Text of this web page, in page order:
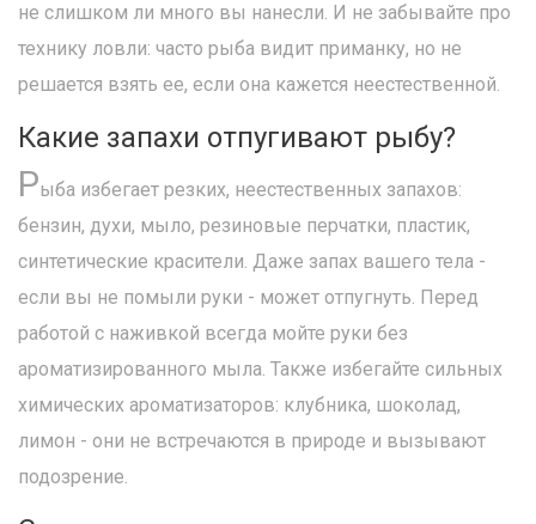
не слишком ли много вы нанесли. И не забывайте про
технику ловли: часто рыба видит приманку, но не
решается взять ее, если она кажется неестественной.
Какие запахи отпугивают рыбу?
Рыба избегает резких, неестественных запахов:
бензин, духи, мыло, резиновые перчатки, пластик,
синтетические красители. Даже запах вашего тела -
если вы не помыли руки - может отпугнуть. Перед
работой с наживкой всегда мойте руки без
ароматизированного мыла. Также избегайте сильных
химических ароматизаторов: клубника, шоколад,
лимон - они не встречаются в природе и вызывают
подозрение.